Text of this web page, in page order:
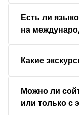
Есть ли
на
Какие
Можно ли
или только с